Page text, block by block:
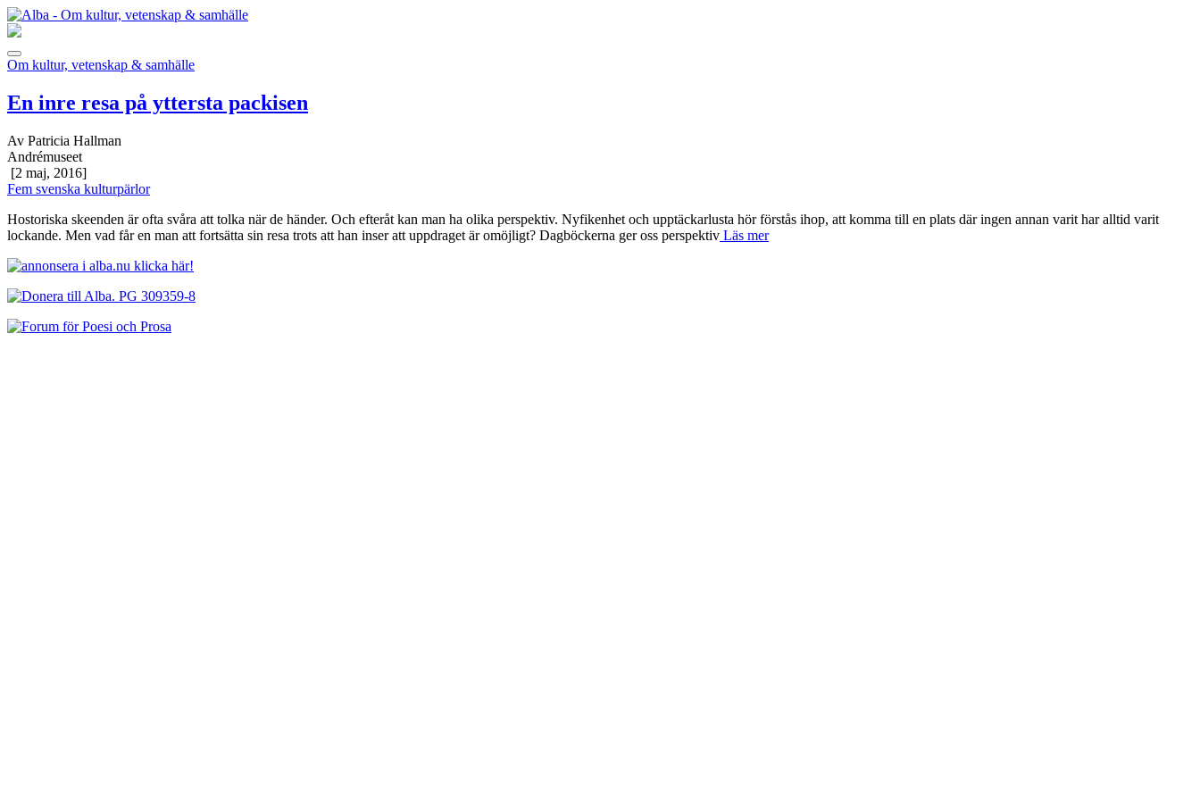
Om kultur, vetenskap & samhälle
En inre resa på yttersta packisen
Av Patricia Hallman
Andrémuseet
[2 maj, 2016]
Fem svenska kulturpärlor
Hostoriska skeenden är ofta svåra att tolka när de händer. Och efteråt kan man ha olika perspektiv. Nyfikenhet och upptäckarlusta hör förstås ihop, att komma till en plats där ingen annan varit har alltid varit
lockande. Men vad får en man att fortsätta sin resa trots att han inser att uppdraget är omöjligt? Dagböckerna ger oss perspektiv Läs mer